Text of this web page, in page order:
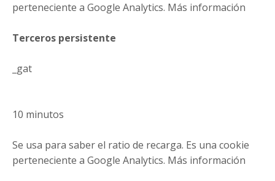
perteneciente a Google Analytics. Más información
Terceros persistente
_gat
10 minutos
Se usa para saber el ratio de recarga. Es una cookie
perteneciente a Google Analytics. Más información